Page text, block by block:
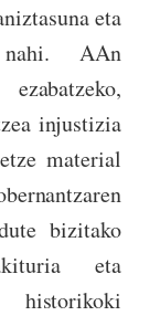
eta
AAn
injustizia
material
bizitako
eta
historikoki